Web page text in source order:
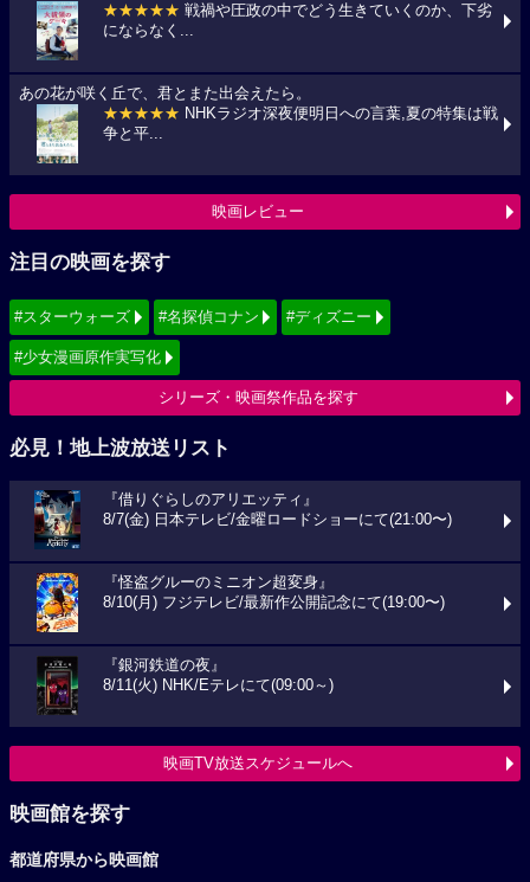
★★★★★ 戦禍や圧政の中でどう生きていくのか、下劣
にならなく...
あの花が咲く丘で、君とまた出会えたら。
★★★★★ NHKラジオ深夜便明日への言葉,夏の特集は戦
争と平...
映画レビュー
注目の映画を探す
#スターウォーズ #名探偵コナン #ディズニー
#少女漫画原作実写化
シリーズ・映画祭作品を探す
必見！地上波放送リスト
『借りぐらしのアリエッティ』
8/7(金) 日本テレビ/金曜ロードショーにて(21:00〜)
『怪盗グルーのミニオン超変身』
8/10(月) フジテレビ/最新作公開記念にて(19:00〜)
『銀河鉄道の夜』
8/11(火) NHK/Eテレにて(09:00～)
映画TV放送スケジュールへ
映画館を探す
都道府県から映画館